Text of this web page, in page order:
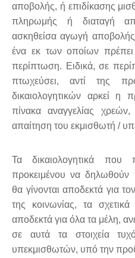
αποβολής, ή επιδίκασης
πληρωμής ή διαταγή
ασκηθείσα αγωγή
ένα εκ των οποίων πρέπει
περίπτωση. Ειδικά, σε
πτωχεύσει, αντί της
δικαιολογητικών αρκεί η
πίνακα αναγγελίας
απαίτηση του εκμισθωτή /
Τα δικαιολογητικά που
προκειμένου να δηλωθούν
θα γίνονται αποδεκτά για
της κοινωνίας, τα σχετικά
αποδεκτά για όλα τα μέλη,
σε αυτά τα στοιχεία
υπεκμισθωτών, υπό την